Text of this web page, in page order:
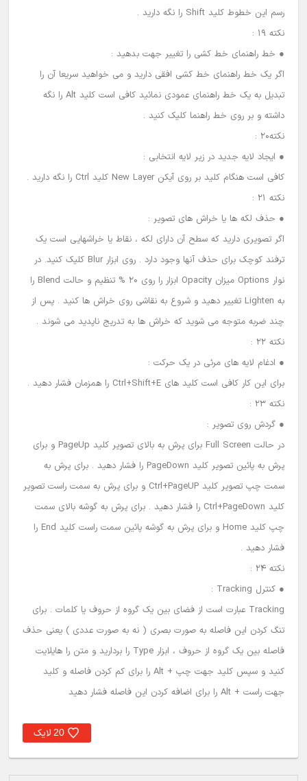
رسم این خطوط کلید Shift را نگه دارید .
نکته 19 :
● خط راهنمای خط کشی را تغییر جهت بدهید :
اگر یک خط راهنمای خط کشی افقی دارید و می خواهید سریعا آن را
تبدیل به یک خط راهنمای عمودی نمائید کافی است کلید Alt را نگه
داشته و بر روی خط راهنما کلیک کنید .
نکته20 :
● ایجاد لایه جدید در زیر لایه انتخابی :
کافی است هنگام کلید بر روی آیکن New Layer کلید Ctrl را نگه دارید .
نکته 21 :
● حذف لکه ها یا خراش های تصویر :
اگر تصویری دارید که سطح آن دارای لکه ، نقاط یا خراشهایی است یک
ترفند کوچک برای حذف آنها وجود دارد . روی ابزار Blur کلیک کنید. در
نوار Options میزان Opacity ابزار را روی 20 % تنظیم و حالت Blend را
به Lighten تغییر دهید و شروع به نقاشی روی خراش ها کنید . پس از
چند ضربه متوجه می شوید که خراش ها به تدریج ناپدید می شوند .
نکته 22 :
● ادغام لایه های مرئی در یک حرکت :
برای این کار کافی است کلید های Ctrl+Shift+E را همزمان فشار دهید .
نکته 23 :
● گردش روی تصویر :
در حالت Full Screen برای پرش به بالای تصویر کلید PageUp و برای
پرش به پائین تصویر کلید PageDown را فشار دهید . برای پرش به
سمت چپ تصویر کلید Ctrl+PageUP و برای پرش به سمت راست تصویر
کلید Ctrl+PageDown را فشار دهید . برای پرش به گوشه بالای سمت
چپ کلید Home و برای پرش به گوشه پائین سمت راست کلید End را
فشار دهید .
نکته 24 :
● کنترل Tracking :
Tracking عبارت است از فضای بین یک گروه از حروف یا کلمات . برای
تنگ کردن این فاصله به صورت بصری ( نه به صورت عددی ) یعنی حذف
فاصله بین یک گروه از حروف ، ابزار Type را بردارید و متن را هایلایت
کنید و سپس کلید جهت چپ + Alt را برای کم کردن فاصله و کلید
جهت راست + Alt را برای اضافه کردن این فاصله فشار دهید
20 لایک